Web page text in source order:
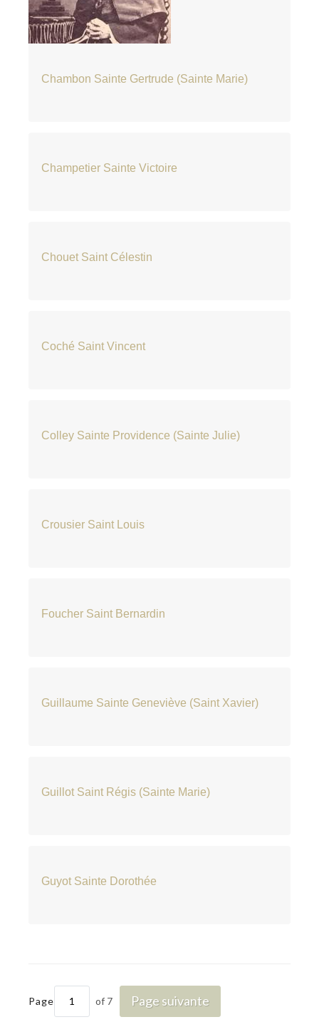
Chambon Sainte Gertrude (Sainte Marie)
Champetier Sainte Victoire
Chouet Saint Célestin
Coché Saint Vincent
Colley Sainte Providence (Sainte Julie)
Crousier Saint Louis
Foucher Saint Bernardin
Guillaume Sainte Geneviève (Saint Xavier)
Guillot Saint Régis (Sainte Marie)
Guyot Sainte Dorothée
Page of 7 Page suivante